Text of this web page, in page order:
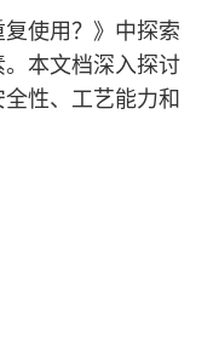
使用？》中探索
本文档深入探讨
性、工艺能力和